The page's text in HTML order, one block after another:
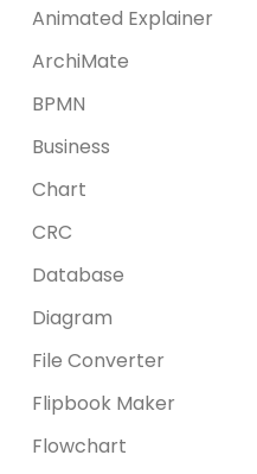
Animated Explainer
ArchiMate
BPMN
Business
Chart
CRC
Database
Diagram
File Converter
Flipbook Maker
Flowchart